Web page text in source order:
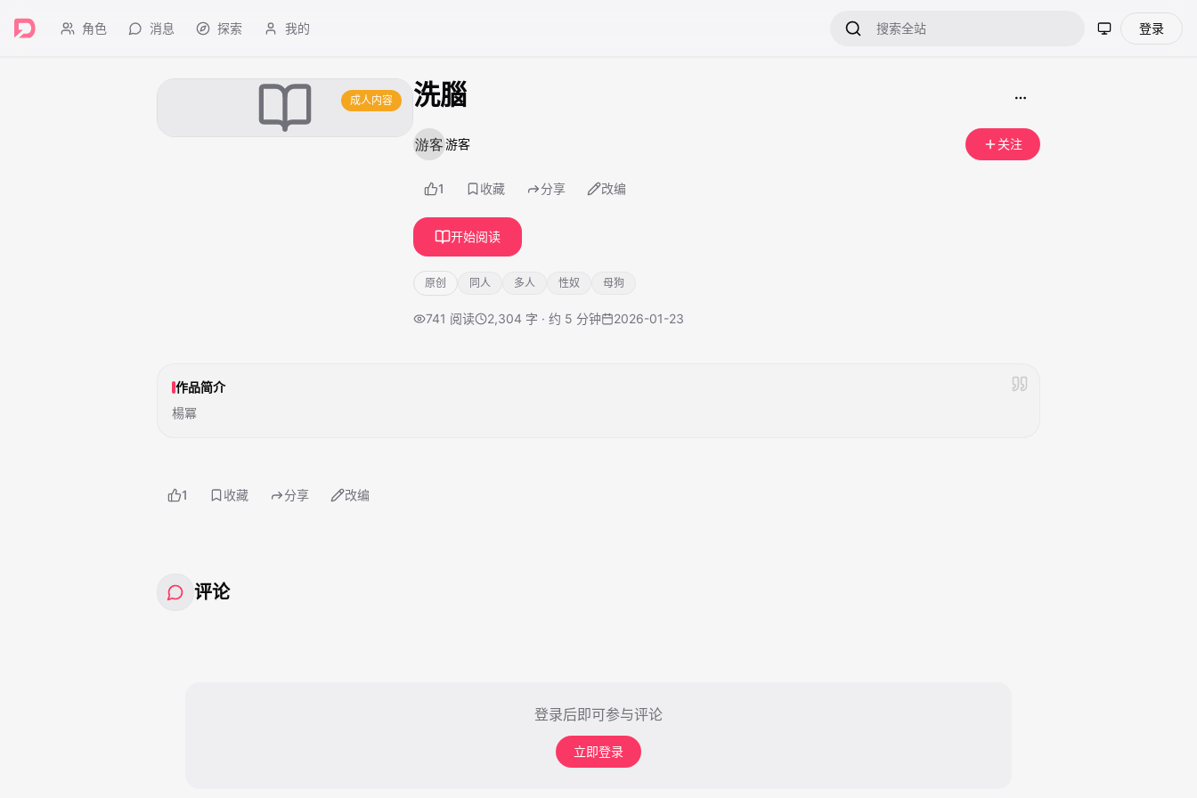
角色 消息 探索 我的 登录
成人内容 洗腦
游客 关注
1 收藏 分享 改编
开始阅读
原创 同人 多人 性奴 母狗
741 阅读 2,304 字 · 约 5 分钟 2026-01-23
作品简介
楊冪
1 收藏 分享 改编
评论
登录后即可参与评论
立即登录